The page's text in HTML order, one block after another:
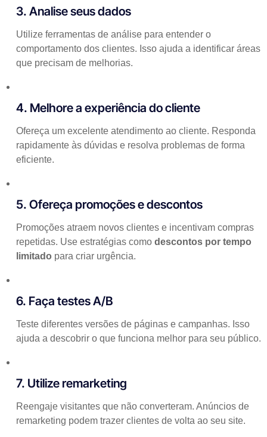
3. Analise seus dados
Utilize ferramentas de análise para entender o
comportamento dos clientes. Isso ajuda a identificar áreas
que precisam de melhorias.
4. Melhore a experiência do cliente
Ofereça um excelente atendimento ao cliente. Responda
rapidamente às dúvidas e resolva problemas de forma
eficiente.
5. Ofereça promoções e descontos
Promoções atraem novos clientes e incentivam compras
repetidas. Use estratégias comodescontos por tempo
limitado para criar urgência.
6. Faça testes A/B
Teste diferentes versões de páginas e campanhas. Isso
ajuda a descobrir o que funciona melhor para seu público.
7. Utilize remarketing
Reengaje visitantes que não converteram. Anúncios de
remarketing podem trazer clientes de volta ao seu site.